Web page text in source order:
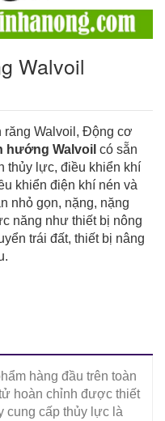
Walvoil
răng Walvoil, Động cơ
hướng Walvoil có sẵn
thủy lực, điều khiển khí
khiển điện khí nén và
nhỏ gọn, nặng, nặng
năng như thiết bị nông
trái đất, thiết bị nâng
hàng đầu trên toàn
hoàn chỉnh được thiết
cung cấp thủy lực là